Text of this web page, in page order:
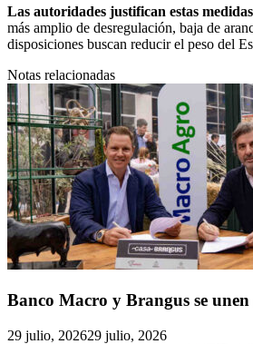
Las autoridades justifican estas
más amplio de desregulación, baja de
disposiciones buscan reducir el peso del
Notas relacionadas
Banco Macro y Brangus se
29 julio, 202629 julio, 2026